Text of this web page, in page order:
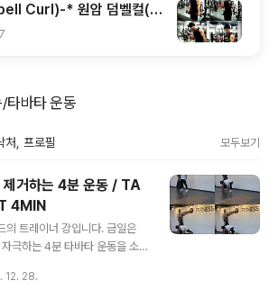
Curl)-* 원암 덤벨컬(뎀
Dumbbell Curl)-*트레
7
타바타 운동
처, 프로필 모두보기
거하는 4분 운동 / TA
4MIN
의 트레이너 강입니다. 금일은
극하는 4분 타바타 운동을 소
따라 속도와 세트 수를 조절해
12. 28.